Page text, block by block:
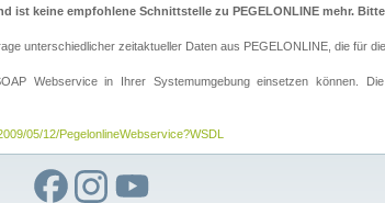
ist keine empfohlene Schnittstelle zu PEGELONLINE mehr.
unterschiedlicher zeitaktueller Daten aus PEGELONLINE, die für
Webservice in Ihrer Systemumgebung einsetzen können. Die
05/12/PegelonlineWebservice?WSDL